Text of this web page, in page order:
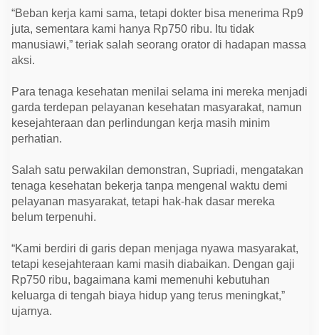
“Beban kerja kami sama, tetapi dokter bisa menerima Rp9
juta, sementara kami hanya Rp750 ribu. Itu tidak
manusiawi,” teriak salah seorang orator di hadapan massa
aksi.
Para tenaga kesehatan menilai selama ini mereka menjadi
garda terdepan pelayanan kesehatan masyarakat, namun
kesejahteraan dan perlindungan kerja masih minim
perhatian.
Salah satu perwakilan demonstran, Supriadi, mengatakan
tenaga kesehatan bekerja tanpa mengenal waktu demi
pelayanan masyarakat, tetapi hak-hak dasar mereka
belum terpenuhi.
“Kami berdiri di garis depan menjaga nyawa masyarakat,
tetapi kesejahteraan kami masih diabaikan. Dengan gaji
Rp750 ribu, bagaimana kami memenuhi kebutuhan
keluarga di tengah biaya hidup yang terus meningkat,”
ujarnya.